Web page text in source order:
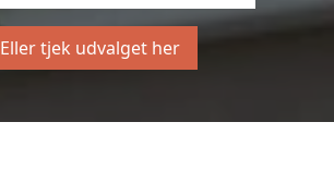
Eller tjek udvalget her